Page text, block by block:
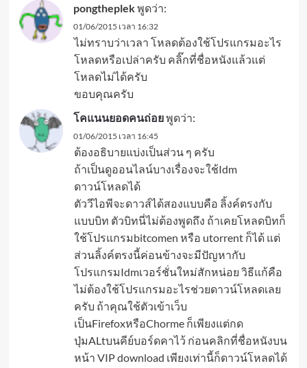
pongtheplekพูดว่า:
01/06/2015 เวลา 16:32
ไม่ทราบว่าเวลา โหลดต้องใช้โปรแกรมอะไร
โหลดหรือเปล่าครับ คลิ๊กที่ชื่อหนังแล้วแต่
โหลดไม่ได้ครับ
ขอบคุณครับ
โคแนนยอดคนถ่อยพูดว่า:
01/06/2015 เวลา 16:45
ต้องอธิบายแบ่งเป็นส่วน ๆ ครับ
ถ้าเป็นดูออนไลน์บางเรื่องจะใช้Idm
ดาวน์โหลดได้
ตัววีไอพีจะดาวส์ได้สองแบบคือ ลิ้งค์ตรงกับ
แบบบิท ตัวบิทนี่ไม่ต้องพูดถึง ถ้าเคยโหลดบิทก็
ใช้โปรแกรมbitcomen หรือ utorrent ก็ได้ แต่
ส่วนลิ้งค์ตรงนี้ค่อนข้างจะมีปัญหากับ
โปรแกรมIdmเวอร์ชั่นใหม่สักหน่อย วิธีแก้คือ
ไม่ต้องใช้โปรแกรมอะไรช่วยดาวน์โหลดเลย
ครับ ถ้าคุณใช้ตัวเข้าเว็บ
เป็นFirefoxหรือChorme ก็เพียงแต่กด
ปุ่มALtบนคีย์บอร์ดคาไว้ ก่อนคลิกที่ชื่อหนังบน
หน้า VIP download เพียงเท่านี้ก็ดาวน์โหลดได้